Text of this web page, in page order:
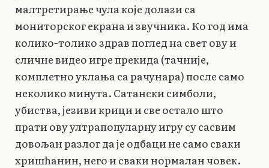
малтретирање чула које долази са
мониторског екрана и звучника. Ко год има
колико-толико здрав поглед на свет ову и
сличне видео игре прекида (тачније,
комплетно уклања са рачунара) после само
неколико минута. Сатански симболи,
убиства, језиви крици и све остало што
прати ову ултрапопуларну игру су сасвим
довољан разлог да је одбаци не само сваки
хришћанин, него и сваки нормалан човек.